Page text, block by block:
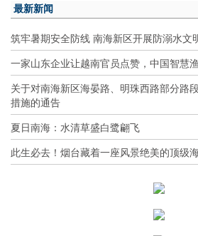
最新新闻
筑牢暑期安全防线 南海新区开展防溺水文
一家山东企业让越南官员点赞，中国智慧
关于对南海新区海晏路、明珠西路部分路
措施的通告
夏日南海：水清草盛白鹭翩飞
此生必去！烟台藏着一座风景绝美的顶级